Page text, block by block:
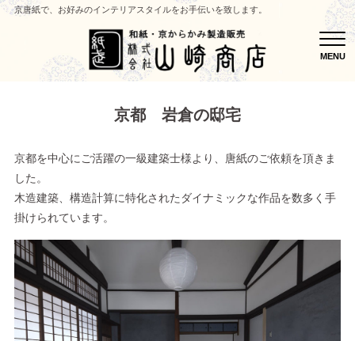
京唐紙で、お好みのインテリアスタイルをお手伝いを致します。
MENU
京都 岩倉の邸宅
京都を中心にご活躍の一級建築士様より、唐紙のご依頼を頂きま
した。
木造建築、構造計算に特化されたダイナミックな作品を数多く手
掛けられています。